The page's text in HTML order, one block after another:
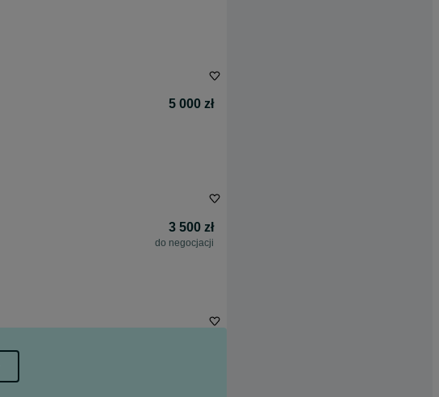
5 000 zł
3 500 zł
do negocjacji